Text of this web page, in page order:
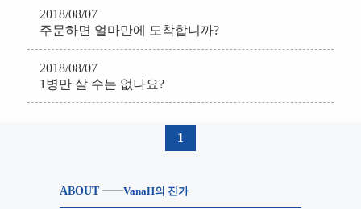
2018/08/07
주문하면 얼마만에 도착합니까?
2018/08/07
1병만 살 수는 없나요?
1
ABOUT VanaH의 진가